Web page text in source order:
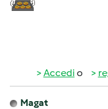
Accedi o
Magat